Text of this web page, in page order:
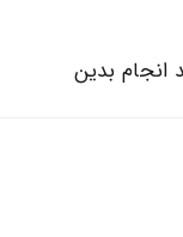
انجام بدین